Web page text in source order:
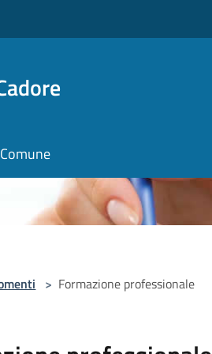
> Formazione professionale